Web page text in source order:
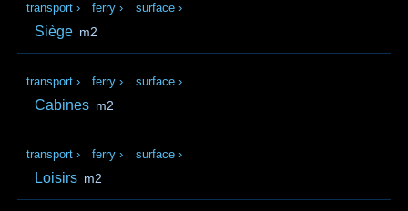
transport › ferry › surface ›
Siège m2
transport › ferry › surface ›
Cabines m2
transport › ferry › surface ›
Loisirs m2